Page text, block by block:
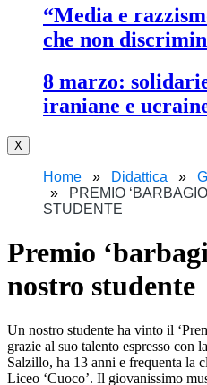
“media e razzismo”: l’informazione
che non
8 marzo: solidarietà alle donne
iraniane e
X
Home Didattica
PREMIO
STUDENTE
premio ‘barbagiovanni’ per un
nostro studente
Un nostro studente ha vinto il ‘Premio Vittorio Barbagiovanni’
grazie al suo talento espresso con
Salzillo, ha 13 anni e frequenta la
Liceo ‘Cuoco’. Il giovanissimo